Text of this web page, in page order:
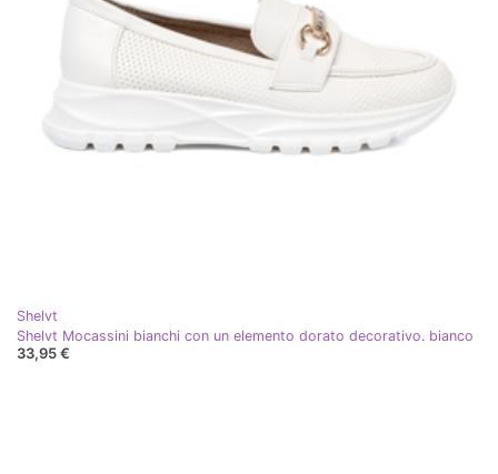
Shelvt
Shelvt Mocassini bianchi con un elemento dorato decorativo. bianco
33,95 €